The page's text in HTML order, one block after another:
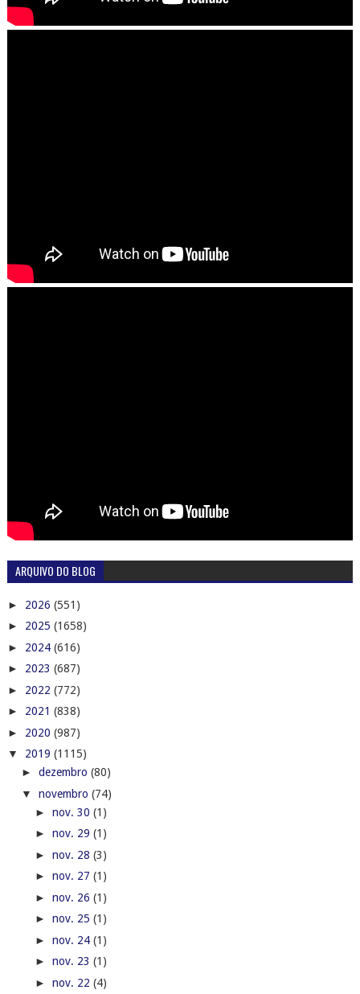
ARQUIVO DO BLOG
► 2026 (551)
► 2025 (1658)
► 2024 (616)
► 2023 (687)
► 2022 (772)
► 2021 (838)
► 2020 (987)
▼ 2019 (1115)
► dezembro (80)
▼ novembro (74)
► nov. 30 (1)
► nov. 29 (1)
► nov. 28 (3)
► nov. 27 (1)
► nov. 26 (1)
► nov. 25 (1)
► nov. 24 (1)
► nov. 23 (1)
► nov. 22 (4)